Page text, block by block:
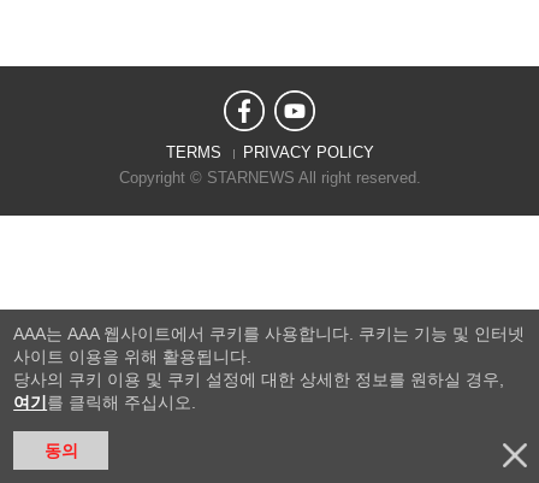
TERMS
PRIVACY POLICY
Copyright © STARNEWS All right reserved.
AAA는 AAA 웹사이트에서 쿠키를 사용합니다. 쿠키는 기능 및 인터넷
사이트 이용을 위해 활용됩니다.
당사의 쿠키 이용 및 쿠키 설정에 대한 상세한 정보를 원하실 경우,
여기 를 클릭해 주십시오.
동의